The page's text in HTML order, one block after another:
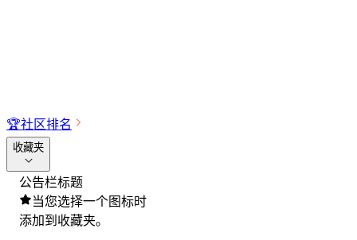
🏆社区排名
收藏夹
公告栏标题
当您选择一个图标时
添加到收藏夹。